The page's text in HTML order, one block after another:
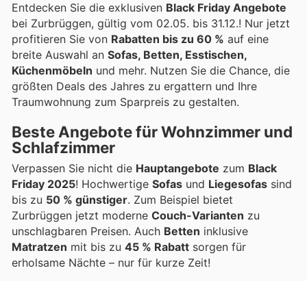
Entdecken Sie die exklusiven Black Friday Angebote
bei Zurbrüggen, gültig vom 02.05. bis 31.12.! Nur jetzt
profitieren Sie von Rabatten bis zu 60 % auf eine
breite Auswahl an Sofas, Betten, Esstischen,
Küchenmöbeln und mehr. Nutzen Sie die Chance, die
größten Deals des Jahres zu ergattern und Ihre
Traumwohnung zum Sparpreis zu gestalten.
Beste Angebote für Wohnzimmer und
Schlafzimmer
Verpassen Sie nicht die Hauptangebote zum Black
Friday 2025! Hochwertige Sofas und Liegesofas sind
bis zu 50 % günstiger. Zum Beispiel bietet
Zurbrüggen jetzt moderne Couch-Varianten zu
unschlagbaren Preisen. Auch Betten inklusive
Matratzen mit bis zu 45 % Rabatt sorgen für
erholsame Nächte – nur für kurze Zeit!